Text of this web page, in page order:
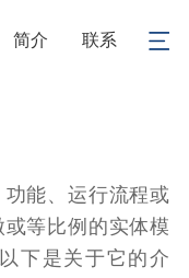
简介
联系
能、运行流程或
等比例的实体模
下是关于它的介